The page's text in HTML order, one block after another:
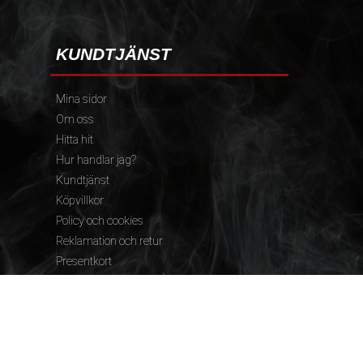
KUNDTJÄNST
Mina sidor
Om oss
Hitta hit
Hur handlar jag?
Kundtjänst
Köpvillkor
Policy och cookies
Reklamation och retur
Presentkort